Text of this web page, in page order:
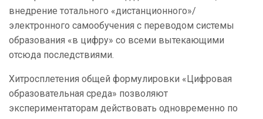
внедрение тотального «дистанционного»/
электронного самообучения с переводом системы
образования «в цифру» со всеми вытекающими
отсюда последствиями.
Хитросплетения общей формулировки «Цифровая
образовательная среда» позволяют
экспериментаторам действовать одновременно по